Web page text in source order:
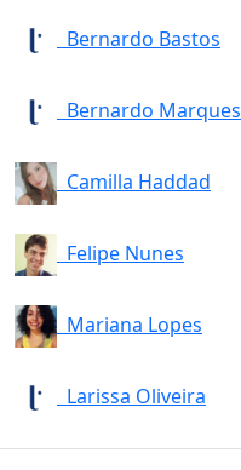
Bernardo Bastos
Bernardo Marques
Camilla Haddad
Felipe Nunes
Mariana Lopes
Larissa Oliveira